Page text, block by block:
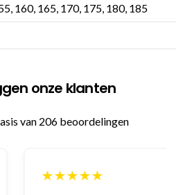
160, 165, 170, 175, 180, 185
onze klanten
van 206 beoordelingen